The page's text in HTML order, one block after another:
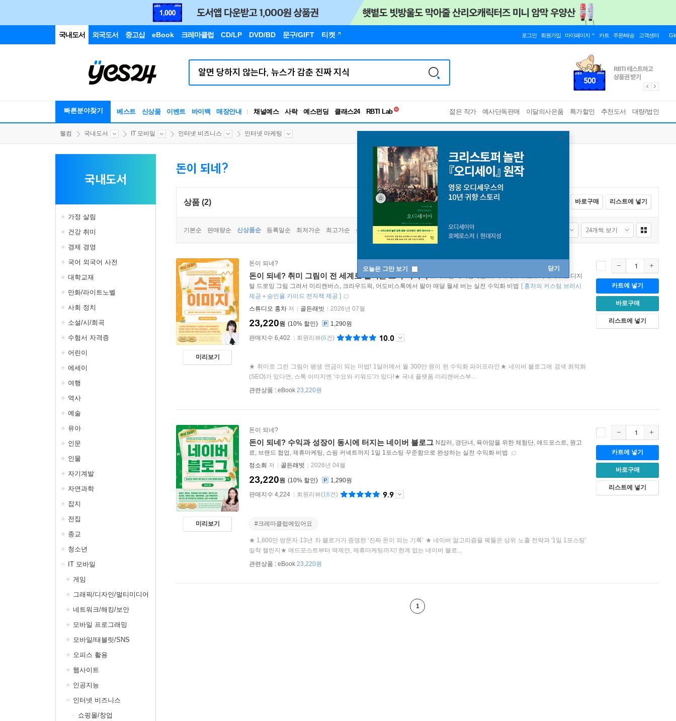
국내도서 외국도서 중고샵 eBook 크레마클럽 CD/LP DVD/BD 문구/GIFT 티켓 로그인 회원가입 마이페이지 카트 주문/배송 고객센터
빠른분야찾기 베스트 신상품 이벤트 바이백 매장안내 채널예스 사락 예스펀딩 클래스24
RBTI Lab
독서유형검사
젊은 작가 예사단독판매 이달의사은품 특가할인 추천도서 대량/법인
오늘은 그만 보기 닫기
웰컴 국내도서 IT 모바일 인터넷 비즈니스 인터넷 마케팅
국내도서
가정 살림
건강 취미
경제 경영
국어 외국어 사전
대학교재
만화/라이트노벨
사회 정치
소설/시/희곡
수험서 자격증
어린이
에세이
여행
역사
예술
유아
인문
인물
자기계발
자연과학
잡지
전집
종교
청소년
IT 모바일
게임
그래픽/디자인/멀티미디어
네트워크/해킹/보안
모바일 프로그래밍
모바일/태블릿/SNS
오피스 활용
웹사이트
인공지능
인터넷 비즈니스
쇼핑몰/창업
돈이 되네?
상품 (2) 전체선택 바로구매 리스트에 넣기
기본순 판매량순 신상품순 등록일순 최저가순 최고가순 상품명순
미리보기
돈이 되네?
돈이 되네? 취미 그림이 전 세계로 팔리는 스톡 이미지 스마트폰 메디방페인트, 아이패드 프로크리에이트로 디지
털 드로잉 그림 그려서 미리캔버스, 크라우드픽, 어도비스톡에서 팔아 매달 월세 버는 실전 수익화 비법 [ 홍차의 커스텀 브러시
제공＋승인율 가이드 전자책 제공 ]
스튜디오 홍차 저 골든래빗 2026년 07월
10%
23,220원
1,290원
판매지수 6,402
회원리뷰(6건) 10.0
★ 취미로 그린 그림이 평생 연금이 되는 마법! 1달러에서 월 300만 원이 된 수익화 파이프라인★ 네이버 블로그에 검색 최적화
(SEO)가 있다면, 스톡 이미지엔 '수요와 키워드'가 있다!★ 국내 플랫폼 미리캔버스부...
관련상품 : eBook 23,220원
카트에 넣기
바로구매
리스트에 넣기
미리보기
돈이 되네?
돈이 되네? 수익과 성장이 동시에 터지는 네이버 블로그 N잡러, 경단녀, 육아맘을 위한 체험단, 애드포스트, 원고
료, 브랜드 협업, 제휴마케팅, 쇼핑 커넥트까지 1일 1포스팅 꾸준함으로 완성하는 실전 수익화 비법
정소희 저 골든래빗 2026년 04월
10%
23,220원
1,290원
판매지수 4,224
회원리뷰(16건) 9.9
#크레마클럽에있어요
★ 1,800만 방문자·13년 차 블로거가 증명한 ‘진짜 돈이 되는 기록’ ★ 네이버 알고리즘을 꿰뚫은 상위 노출 전략과 '1일 1포스팅'
밀착 챌린지★ 애드포스트부터 역제안, 제휴마케팅까지! 한계 없는 네이버 블로...
관련상품 : eBook 23,220원
카트에 넣기
바로구매
리스트에 넣기
1